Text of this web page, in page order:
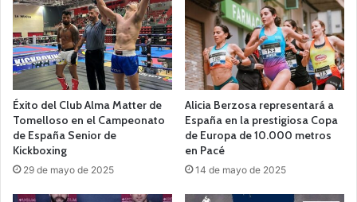
Éxito del Club Alma Matter de
Tomelloso en el Campeonato
de España Senior de
Kickboxing
29 de mayo de 2025
Alicia Berzosa representará a
España en la prestigiosa Copa
de Europa de 10.000 metros
en Pacé
14 de mayo de 2025